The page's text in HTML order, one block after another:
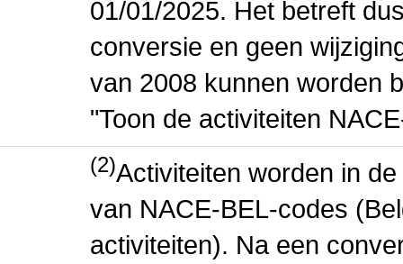
01/01/2025. Het betreft
conversie en geen
van 2008 kunnen worden
"Toon de activiteiten
(2)Activiteiten worden in
van NACE-BEL-codes
activiteiten). Na een